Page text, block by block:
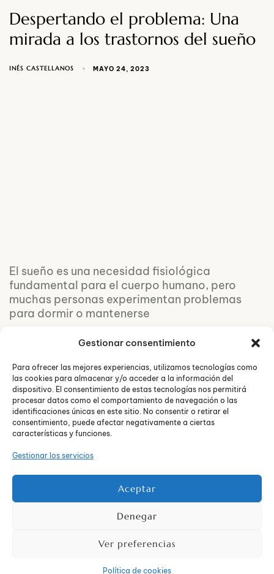
Gestionar consentimiento
Para ofrecer las mejores experiencias, utilizamos tecnologías como
las cookies para almacenar y/o acceder a la información del
dispositivo. El consentimiento de estas tecnologías nos permitirá
procesar datos como el comportamiento de navegación o las
identificaciones únicas en este sitio. No consentir o retirar el
consentimiento, puede afectar negativamente a ciertas
características y funciones.
Gestionar los servicios
Aceptar
Denegar
Ver preferencias
Política de cookies
Despertando el problema: Una
mirada a los trastornos del sueño
INÉS CASTELLANOS MAYO 24, 2023
El sueño es una necesidad fisiológica
fundamental para el cuerpo humano, pero
muchas personas experimentan problemas
para dormir o mantenerse
Políticas
privacidad
© 2026
Todos